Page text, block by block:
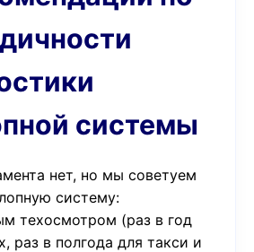
системы
нет, но мы советуем
систему:
техосмотром (раз в год
раз в полгода для такси и